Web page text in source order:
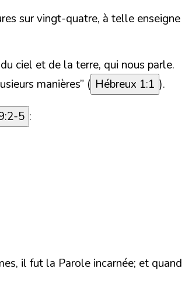
sur vingt-quatre, à telle enseigne
ciel et de la terre, qui nous parle.
manières” ( Hébreux 1:1 ).
5 :
il fut la Parole incarnée; et quand